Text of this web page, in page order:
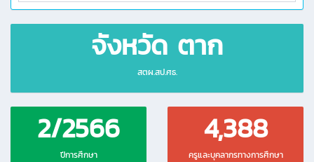
จังหวัด ตาก
สตผ.สป.ศธ.
2/2566
ปีการศึกษา
4,388
ครูและบุคลากรทางการศึกษา